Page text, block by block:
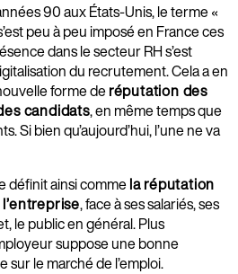
90 aux États-Unis, le terme «
peu à peu imposé en France ces
dans le secteur RH s’est
du recrutement. Cela a en
forme deréputation des
candidats, en même temps que
Si bien qu’aujourd’hui, l’une ne va
définit ainsi commela réputation
, face à ses salariés, ses
le public en général. Plus
suppose une bonne
sur le marché de l’emploi.